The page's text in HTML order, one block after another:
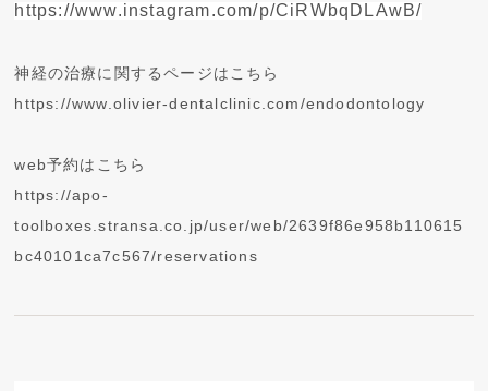
https://www.instagram.com/p/CiRWbqDLAwB/
神経の治療に関するページはこちら
https://www.olivier-dentalclinic.com/endodontology
web予約はこちら
https://apo-
toolboxes.stransa.co.jp/user/web/2639f86e958b110615
bc40101ca7c567/reservations